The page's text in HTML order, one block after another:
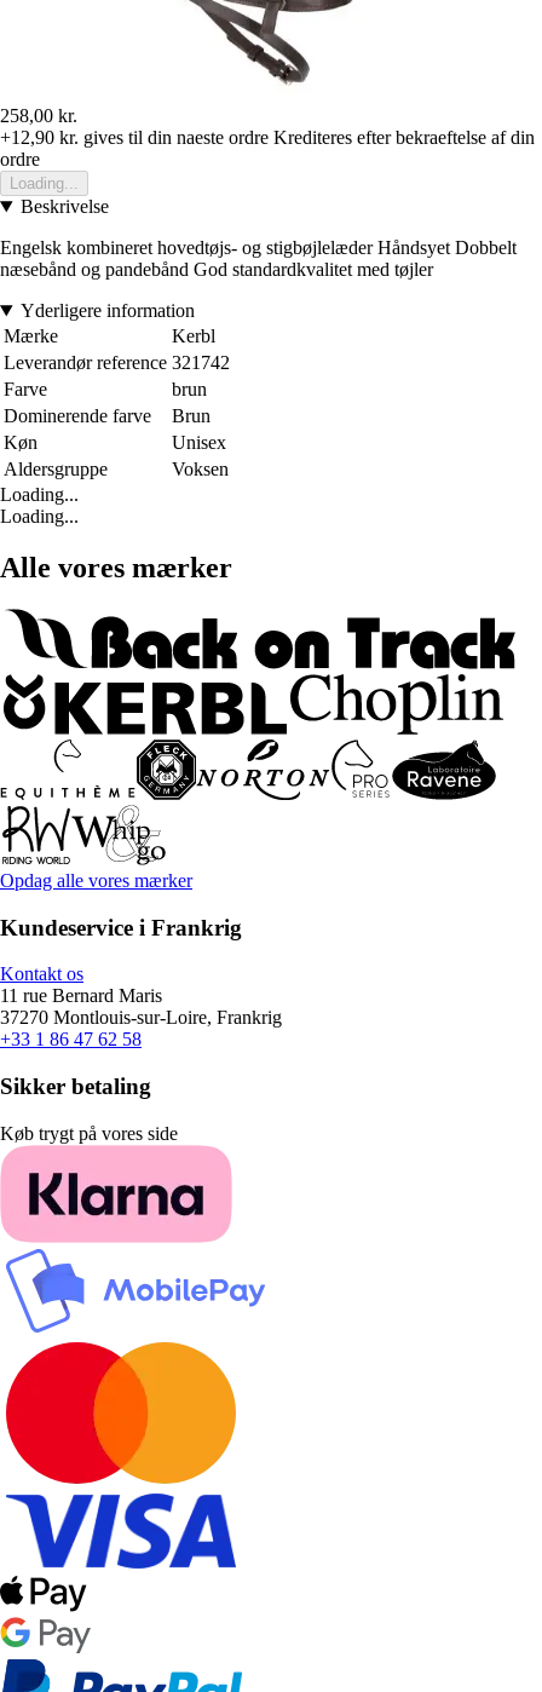
258,00 kr.
+12,90 kr. gives til din naeste ordre Krediteres efter bekraeftelse af din
ordre
Loading...
Beskrivelse
Engelsk kombineret hovedtøjs- og stigbøjlelæder Håndsyet Dobbelt
næsebånd og pandebånd God standardkvalitet med tøjler
Yderligere information
Mærke
Kerbl
Leverandør reference 321742
Farve
brun
Dominerende farve
Brun
Køn
Unisex
Aldersgruppe
Voksen
Loading...
Loading...
Alle vores mærker
Opdag alle vores mærker
Kundeservice i Frankrig
Kontakt os
11 rue Bernard Maris
37270 Montlouis-sur-Loire, Frankrig
+33 1 86 47 62 58
Sikker betaling
Køb trygt på vores side